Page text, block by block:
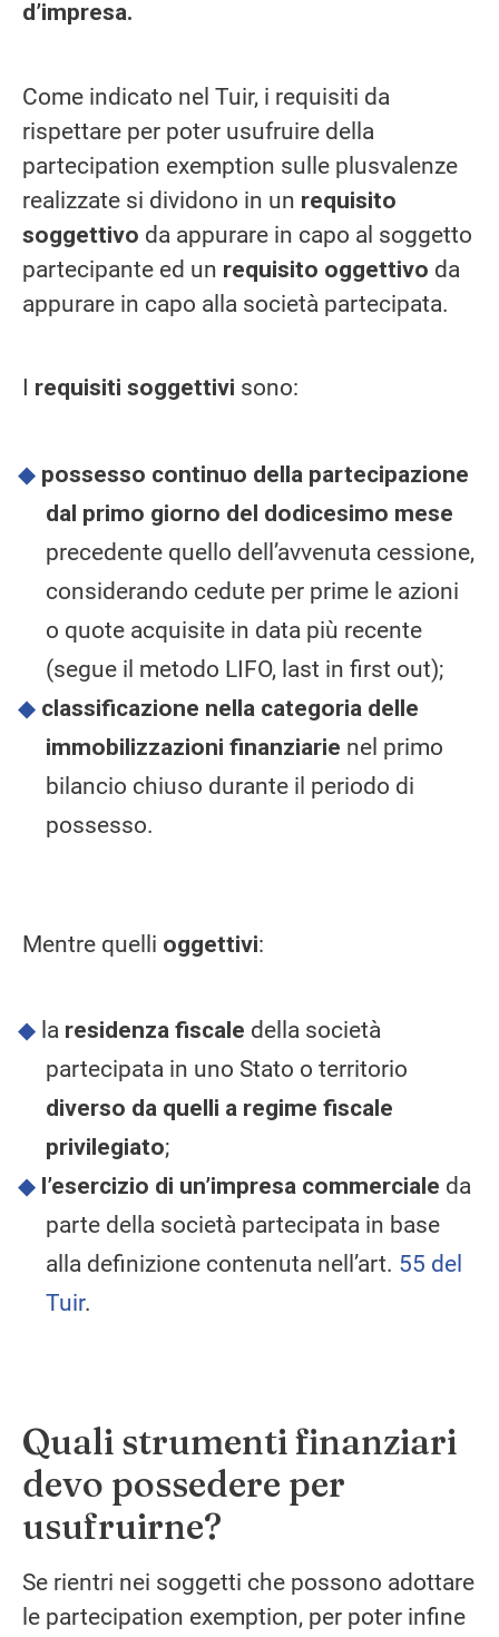
d’impresa.
Come indicato nel Tuir, i requisiti da
rispettare per poter usufruire della
partecipation exemption sulle plusvalenze
realizzate si dividono in un requisito
soggettivo da appurare in capo al soggetto
partecipante ed un requisito oggettivo da
appurare in capo alla società partecipata.
I requisiti soggettivi sono:
possesso continuo della partecipazione
dal primo giorno del dodicesimo mese
precedente quello dell’avvenuta cessione,
considerando cedute per prime le azioni
o quote acquisite in data più recente
(segue il metodo LIFO, last in first out);
classificazione nella categoria delle
immobilizzazioni finanziarie nel primo
bilancio chiuso durante il periodo di
possesso.
Mentre quelli oggettivi:
la residenza fiscale della società
partecipata in uno Stato o territorio
diverso da quelli a regime fiscale
privilegiato;
l’esercizio di un’impresa commerciale da
parte della società partecipata in base
alla definizione contenuta nell’art. 55 del
Tuir.
Quali strumenti finanziari
devo possedere per
usufruirne?
Se rientri nei soggetti che possono adottare
le partecipation exemption, per poter infine